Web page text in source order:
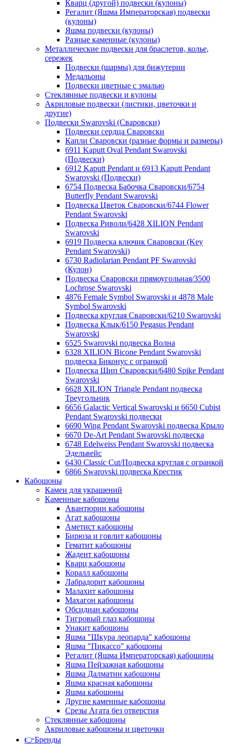
Кварц (другой) подвески (кулоны)
Регалит (Яшма Императорская) подвески
(кулоны)
Яшма подвески (кулоны)
Разные каменные (кулоны)
Металлические подвески для браслетов, колье,
сережек
Подвески (шармы) для бижутерии
Медальоны
Подвески цветные с эмалью
Стеклянные подвески и кулоны
Акриловые подвески (листики, цветочки и
другие)
Подвески Swarovski (Сваровски)
Подвески сердца Сваровски
Капли Сваровски (разные формы и размеры)
6911 Kaputt Oval Pendant Swarovski
(Подвески)
6912 Kaputt Pendant и 6913 Kaputt Pendant
Swarovski (Подвески)
6754 Подвеска Бабочка Сваровски/6754
Butterfly Pendant Swarovski
Подвеска Цветок Сваровски/6744 Flower
Pendant Swarovski
Подвеска Риволи/6428 XILION Pendant
Swarovski
6919 Подвеска ключик Сваровски (Key
Pendant Swarovski)
6730 Radiolarian Pendant PF Swarovski
(Кулон)
Подвеска Сваровски прямоугольная/3500
Lochrose Swarovski
4876 Female Symbol Swarovski и 4878 Male
Symbol Swarovski
Подвеска круглая Сваровски/6210 Swarovski
Подвеска Клык/6150 Pegasus Pendant
Swarovski
6525 Swarovski подвеска Волна
6328 XILION Bicone Pendant Swarovski
подвеска Биконус c огранкой
Подвеска Шип Сваровски/6480 Spike Pendant
Swarovski
6628 XILION Triangle Pendant подвеска
Треугольник
6656 Galactic Vertical Swarovski и 6650 Cubist
Pendant Swarovski подвески
6690 Wing Pendant Swarovski подвеска Крыло
6670 De-Art Pendant Swarovski подвеска
6748 Edelweiss Pendant Swarovski подвеска
Эдельвейс
6430 Classic Cut/Подвеска круглая с огранкой
6866 Swarovski подвеска Крестик
Кабошоны
Камеи для украшений
Каменные кабошоны
Авантюрин кабошоны
Агат кабошоны
Аметист кабошоны
Бирюза и говлит кабошоны
Гематит кабошоны
Жадеит кабошоны
Кварц кабошоны
Коралл кабошоны
Лабрадорит кабошоны
Малахит кабошоны
Махагон кабошоны
Обсидиан кабошоны
Тигровый глаз кабошоны
Унакит кабошоны
Яшма "Шкура леопарда" кабошоны
Яшма "Пикассо" кабошоны
Регалит (Яшма Императорская) кабошоны
Яшма Пейзажная кабошоны
Яшма Далматин кабошоны
Яшма красная кабошоны
Яшма кабошоны
Другие каменные кабошоны
Срезы Агата без отверстия
Стеклянные кабошоны
Акриловые кабошоны и цветочки
👉Бренды